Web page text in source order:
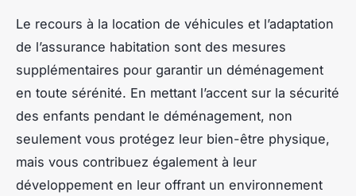
Le recours à la location de véhicules et l’adaptation
de l’assurance habitation sont des mesures
supplémentaires pour garantir un déménagement
en toute sérénité. En mettant l’accent sur la sécurité
des enfants pendant le déménagement, non
seulement vous protégez leur bien-être physique,
mais vous contribuez également à leur
développement en leur offrant un environnement